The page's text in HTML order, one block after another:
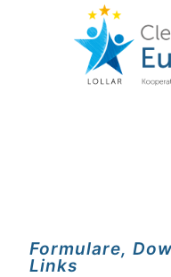
Formulare,
Links